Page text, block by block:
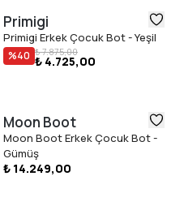
Primigi
Primigi Erkek Çocuk Bot - Yeşil
%40 ₺ 7.875,00
₺ 4.725,00
Moon Boot
Moon Boot Erkek Çocuk Bot -
Gümüş
₺ 14.249,00